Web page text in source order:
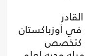
أوزباكستان
كتخصص